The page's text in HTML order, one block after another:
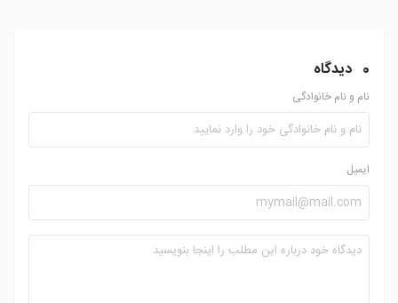
0 دیدگاه
نام و نام خانوادگی
ایمیل